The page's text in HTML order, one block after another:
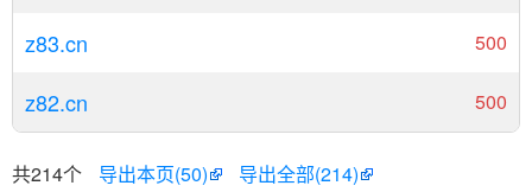
z83.cn 500
z82.cn 500
共214个 导出本页(50) 导出全部(214)